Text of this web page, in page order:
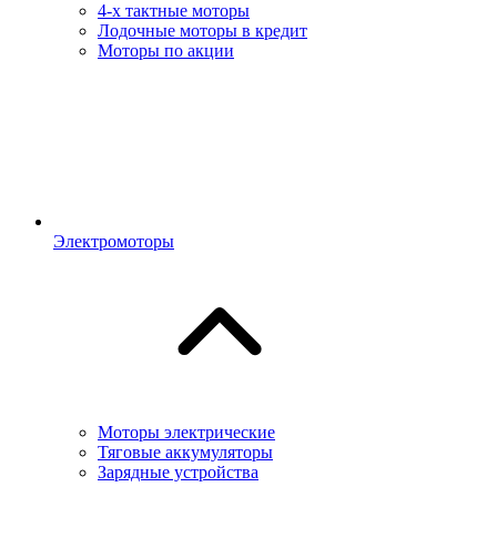
4-х тактные моторы
Лодочные моторы в кредит
Моторы по акции
Электромоторы
Моторы электрические
Тяговые аккумуляторы
Зарядные устройства